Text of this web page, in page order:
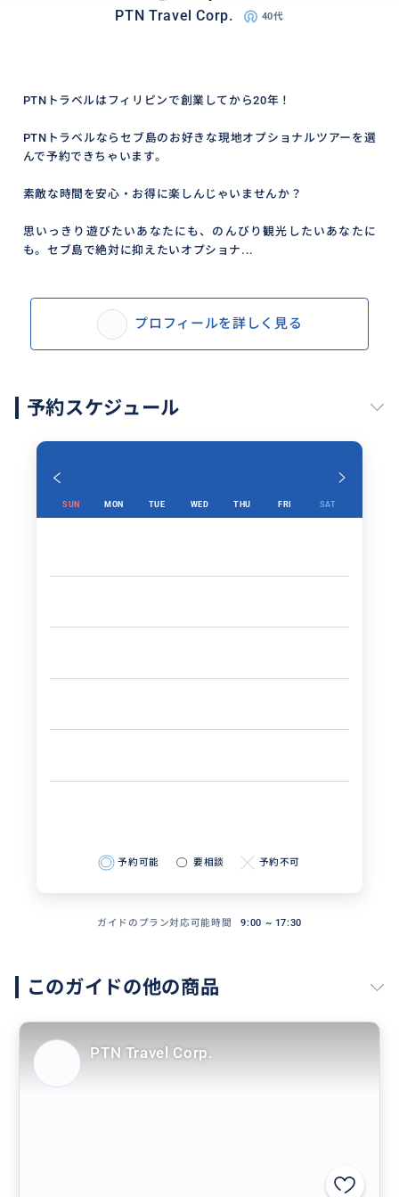
PTN Travel Corp. 40代
PTNトラベルはフィリピンで創業してから20年！
PTNトラベルならセブ島のお好きな現地オプショナルツアーを選
んで予約できちゃいます。
素敵な時間を安心・お得に楽しんじゃいませんか？
思いっきり遊びたいあなたにも、のんびり観光したいあなたに
も。セブ島で絶対に抑えたいオプショナ...
プロフィールを詳しく見る
予約スケジュール
SUN MON TUE WED THU FRI SAT
予約可能 要相談 予約不可
ガイドのプラン対応可能時間 9:00 ~ 17:30
このガイドの他の商品
PTN Travel Corp.